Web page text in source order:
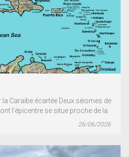
Caraïbe écartée Deux séismes de
l’épicentre se situe proche de la
26/06/2026